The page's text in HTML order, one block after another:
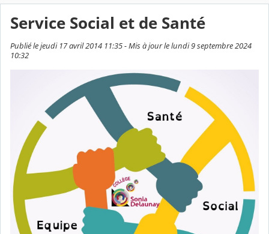
Service Social et de Santé
Publié le jeudi 17 avril 2014 11:35 - Mis à jour le lundi 9 septembre 2024
10:32